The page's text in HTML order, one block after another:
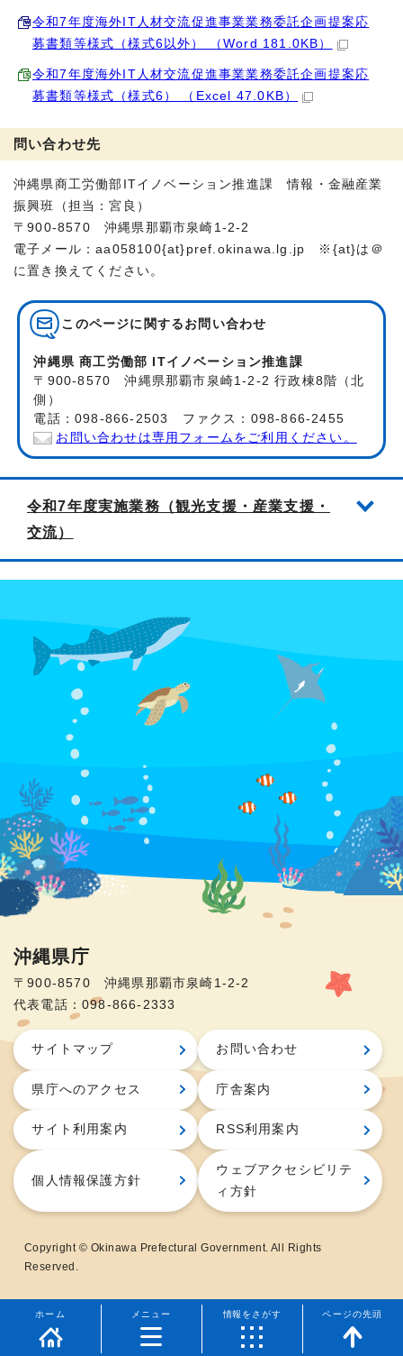
令和7年度海外IT人材交流促進事業業務委託企画提案応
募書類等様式（様式6以外） （Word 181.0KB）
令和7年度海外IT人材交流促進事業業務委託企画提案応
募書類等様式（様式6） （Excel 47.0KB）
問い合わせ先
沖縄県商工労働部ITイノベーション推進課 情報・金融産業
振興班（担当：宮良）
〒900-8570 沖縄県那覇市泉崎1-2-2
電子メール：aa058100{at}pref.okinawa.lg.jp ※{at}は＠
に置き換えてください。
このページに関する お問い合わせ
沖縄県 商工労働部 ITイノベーション推進課
〒900-8570 沖縄県那覇市泉崎1-2-2 行政棟8階（北
側）
電話：098-866-2503 ファクス：098-866-2455
お問い合わせは専用フォームをご利用ください。
令和7年度実施業務（観光支援・産業支援・
交流）
メニュー
ホーム 情報をさがす ページの先頭
沖縄県庁
〒900-8570 沖縄県那覇市泉崎1-2-2
代表電話：098-866-2333
サイトマップ お問い合わせ
県庁へのアクセス 庁舎案内
サイト利用案内 RSS利用案内
個人情報保護方針
ウェブアクセシビリテ
ィ方針
Copyright © Okinawa Prefectural Government. All Rights
Reserved.